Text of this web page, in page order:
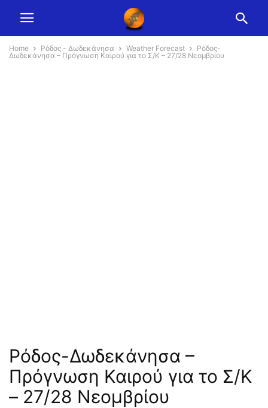
Home Ρόδος - Δωδεκάνησα Weather Forecast
Ρόδος-
Δωδεκάνησα – Πρόγνωση Καιρού για το Σ/Κ – 27/28 Νεομβρίου
Ρόδος-Δωδεκάνησα –
Πρόγνωση Καιρού για το Σ/Κ
– 27/28 Νεομβρίου